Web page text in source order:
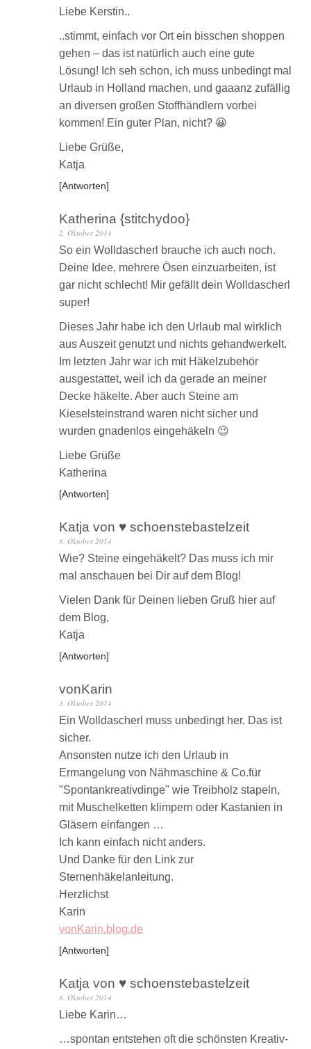
Liebe Kerstin..
..stimmt, einfach vor Ort ein bisschen shoppen
gehen – das ist natürlich auch eine gute
Lösung! Ich seh schon, ich muss unbedingt mal
Urlaub in Holland machen, und gaaanz zufällig
an diversen großen Stoffhändlern vorbei
kommen! Ein guter Plan, nicht? 😀
Liebe Grüße,
Katja
Antworten
Katherina {stitchydoo}
2. Oktober 2014
So ein Wolldascherl brauche ich auch noch.
Deine Idee, mehrere Ösen einzuarbeiten, ist
gar nicht schlecht! Mir gefällt dein Wolldascherl
super!
Dieses Jahr habe ich den Urlaub mal wirklich
aus Auszeit genutzt und nichts gehandwerkelt.
Im letzten Jahr war ich mit Häkelzubehör
ausgestattet, weil ich da gerade an meiner
Decke häkelte. Aber auch Steine am
Kieselsteinstrand waren nicht sicher und
wurden gnadenlos eingehäkeln 😉
Liebe Grüße
Katherina
Antworten
Katja von ♥ schoenstebastelzeit
8. Oktober 2014
Wie? Steine eingehäkelt? Das muss ich mir
mal anschauen bei Dir auf dem Blog!
Vielen Dank für Deinen lieben Gruß hier auf
dem Blog,
Katja
Antworten
vonKarin
3. Oktober 2014
Ein Wolldascherl muss unbedingt her. Das ist
sicher.
Ansonsten nutze ich den Urlaub in
Ermangelung von Nähmaschine & Co.für
"Spontankreativdinge" wie Treibholz stapeln,
mit Muschelketten klimpern oder Kastanien in
Gläsern einfangen …
Ich kann einfach nicht anders.
Und Danke für den Link zur
Sternenhäkelanleitung.
Herzlichst
Karin
vonKarin.blog.de
Antworten
Katja von ♥ schoenstebastelzeit
8. Oktober 2014
Liebe Karin…
…spontan entstehen oft die schönsten Kreativ-